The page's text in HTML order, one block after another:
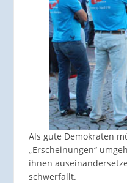
Als gute Demokraten
„Erscheinungen“
ihnen
schwerfällt.